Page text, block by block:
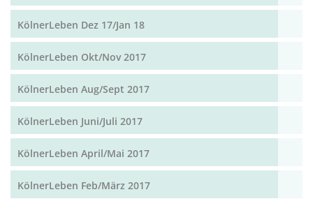
KölnerLeben Dez 17/Jan 18
KölnerLeben Okt/Nov 2017
KölnerLeben Aug/Sept 2017
KölnerLeben Juni/Juli 2017
KölnerLeben April/Mai 2017
KölnerLeben Feb/März 2017